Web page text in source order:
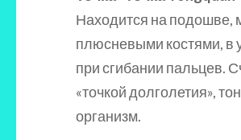
Находится на подошве,
плюсневыми костями, в
при сгибании пальцев.
«точкой долголетия»,
организм.